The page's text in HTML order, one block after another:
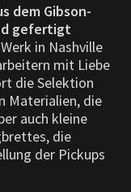
dem Gibson-
gefertigt
in Nashville
mit Liebe
die Selektion
Materialien, die
auch kleine
die
der Pickups